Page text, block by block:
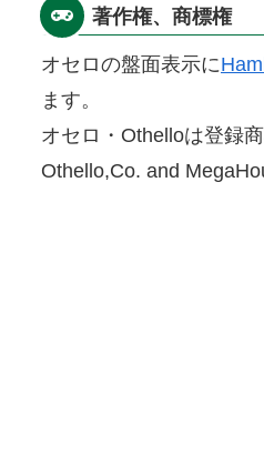
著作権、商標権
オセロの盤面表示に
ます。
オセロ・Othelloは登録
Othello,Co. and